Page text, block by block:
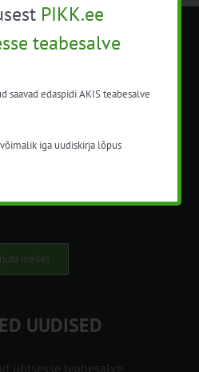
nimetuse alt
ja maamajanduslikke
meile!
UUDISED
ühtsesse teabesalve
PIKK.ee
teabesalve
saavad edaspidi AKIS teabesalve
iga uudiskirja lõpus